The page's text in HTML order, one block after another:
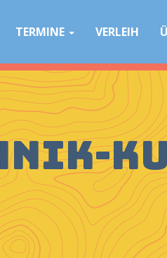
TERMINE VERLEIH